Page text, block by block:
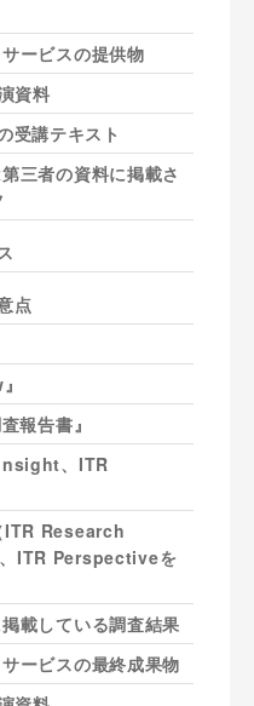
ービスの提供物
資料
講テキスト
三者の資料に掲載さ
点
報告書』
、ITR
Research
ITR Perspectiveを
載している調査結果
ービスの最終成果物